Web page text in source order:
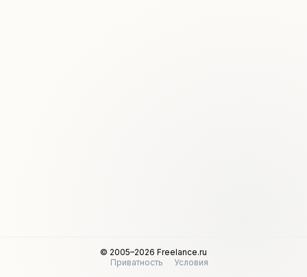
© 2005–2026 Freelance.ru
Приватность
Условия